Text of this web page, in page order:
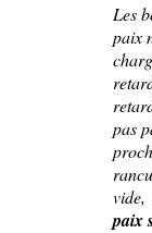
Les
paix
pas
vide,
paix